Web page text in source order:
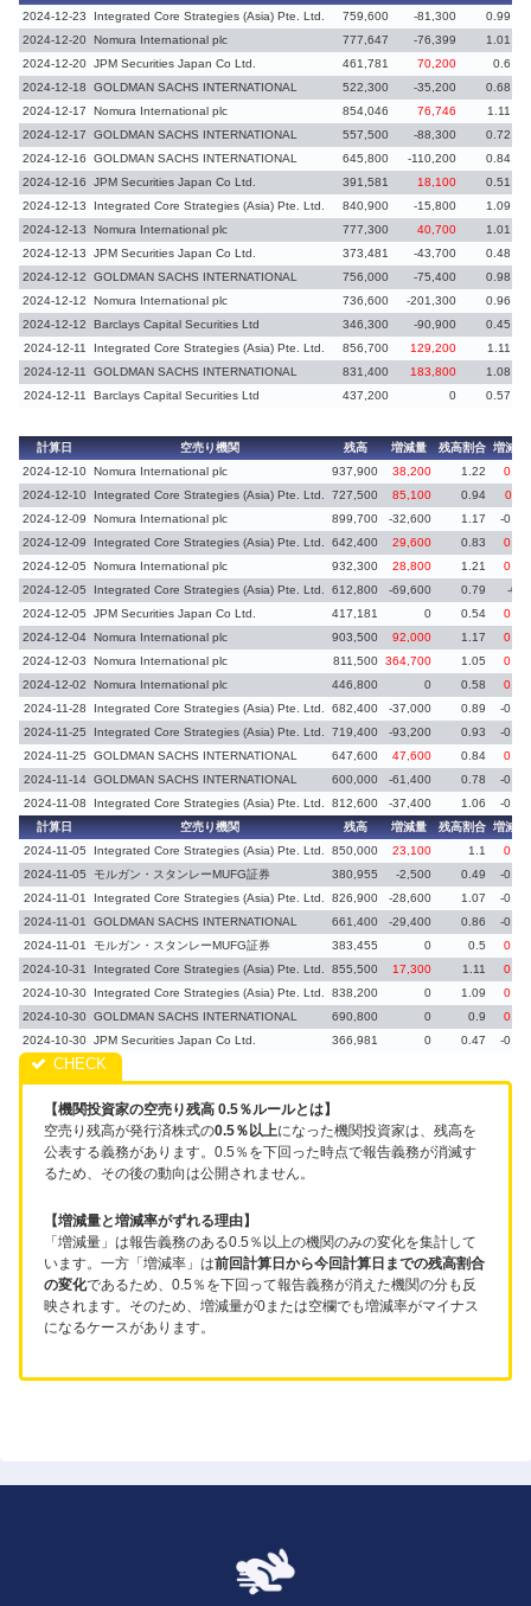
2024-12-23
Integrated Core Strategies (Asia) Pte. Ltd. 759,600 -81,300
0.99
2024-12-20 Nomura International plc 777,647 -76,399
1.01
2024-12-20 JPM Securities Japan Co Ltd. 461,781 70,200 0.6
2024-12-18
GOLDMAN SACHS INTERNATIONAL 522,300 -35,200 0.68
2024-12-17
Nomura International plc 854,046 76,746
1.11
2024-12-17
GOLDMAN SACHS INTERNATIONAL 557,500 -88,300 0.72
2024-12-16
GOLDMAN SACHS INTERNATIONAL 645,800 -110,200 0.84
2024-12-16
JPM Securities Japan Co Ltd. 391,581 18,100 0.51
2024-12-13
Integrated Core Strategies (Asia) Pte. Ltd. 840,900 -15,800 1.09
2024-12-13
Nomura International plc 777,300 40,700 1.01
2024-12-13
JPM Securities Japan Co Ltd. 373,481 -43,700 0.48
2024-12-12
GOLDMAN SACHS INTERNATIONAL 756,000 -75,400
0.98
2024-12-12
Nomura International plc 736,600 -201,300 0.96
2024-12-12
Barclays Capital Securities Ltd 346,300 -90,900 0.45
2024-12-11
Integrated Core Strategies (Asia) Pte. Ltd. 856,700 129,200 1.11
2024-12-11
GOLDMAN SACHS INTERNATIONAL 831,400 183,800 1.08
2024-12-11
Barclays Capital Securities Ltd 437,200 0 0.57
計算日 空売り機関 残高 増減量 残高割合 増減率
2024-12-10 Nomura International plc 937,900 38,200 1.22
0.05
2024-12-10
Integrated Core Strategies (Asia) Pte. Ltd. 727,500 85,100 0.94
0.11
2024-12-09
Nomura International plc 899,700 -32,600 1.17
-0.04
2024-12-09
Integrated Core Strategies (Asia) Pte. Ltd. 642,400 29,600 0.83
0.04
2024-12-05
Nomura International plc 932,300 28,800 1.21
0.04
2024-12-05
Integrated Core Strategies (Asia) Pte. Ltd. 612,800 -69,600 0.79
-0.1
2024-12-05
JPM Securities Japan Co Ltd. 417,181 0 0.54
0.14
2024-12-04 Nomura International plc 903,500 92,000 1.17
0.12
2024-12-03
Nomura International plc 811,500 364,700 1.05
0.47
2024-12-02
Nomura International plc 446,800 0 0.58
0.14
2024-11-28
Integrated Core Strategies (Asia) Pte. Ltd. 682,400 -37,000 0.89
-0.04
2024-11-25
Integrated Core Strategies (Asia) Pte. Ltd. 719,400 -93,200 0.93
-0.13
2024-11-25
GOLDMAN SACHS INTERNATIONAL 647,600 47,600 0.84
0.06
2024-11-14 GOLDMAN SACHS INTERNATIONAL 600,000 -61,400 0.78
-0.08
2024-11-08
Integrated Core Strategies (Asia) Pte. Ltd. 812,600 -37,400 1.06
-0.04
計算日
空売り機関 残高 増減量 残高割合 増減率
2024-11-05
Integrated Core Strategies (Asia) Pte. Ltd. 850,000 23,100 1.1
0.03
2024-11-05
モルガン・スタンレーMUFG証券 380,955 -2,500 0.49
-0.01
2024-11-01
Integrated Core Strategies (Asia) Pte. Ltd. 826,900 -28,600 1.07
-0.04
2024-11-01
GOLDMAN SACHS INTERNATIONAL 661,400 -29,400 0.86
-0.04
2024-11-01
モルガン・スタンレーMUFG証券 383,455 0 0.5
0.05
2024-10-31
Integrated Core Strategies (Asia) Pte. Ltd. 855,500 17,300 1.11
0.02
2024-10-30
Integrated Core Strategies (Asia) Pte. Ltd. 838,200 0 1.09
0.18
2024-10-30 GOLDMAN SACHS INTERNATIONAL 690,800 0 0.9
0.07
2024-10-30 JPM Securities Japan Co Ltd. 366,981 0 0.47 -0.07
【機関投資家の空売り残高 0.5％ルールとは】
空売り残高が発行済株式の0.5％以上になった機関投資家は、残高を
公表する義務があります。0.5％を下回った時点で報告義務が消滅す
るため、その後の動向は公開されません。
【増減量と増減率がずれる理由】
「増減量」は報告義務のある0.5％以上の機関のみの変化を集計して
います。一方「増減率」は前回計算日から今回計算日までの残高割合
の変化であるため、0.5％を下回って報告義務が消えた機関の分も反
映されます。そのため、増減量が0または空欄でも増減率がマイナス
になるケースがあります。